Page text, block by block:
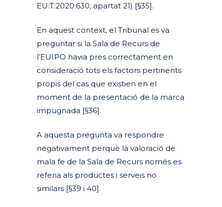
EU:T:2020:630, apartat 21) [§35].
En aquest context, el Tribunal es va
preguntar si la Sala de Recurs de
l’EUIPO havia pres correctament en
consideració tots els factors pertinents
propis del cas que existien en el
moment de la presentació de la marca
impugnada [§36].
A aquesta pregunta va respondre
negativament perquè la valoració de
mala fe de la Sala de Recurs només es
referia als productes i serveis no
similars [§39 i 40].